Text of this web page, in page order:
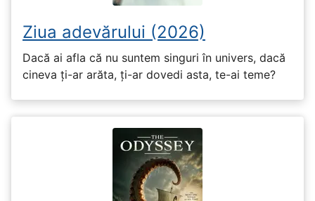
Ziua adevărului (2026)
Dacă ai afla că nu suntem singuri în univers, dacă
cineva ți-ar arăta, ți-ar dovedi asta, te-ai teme?